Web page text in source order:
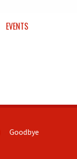
EVENTS
Goodbye